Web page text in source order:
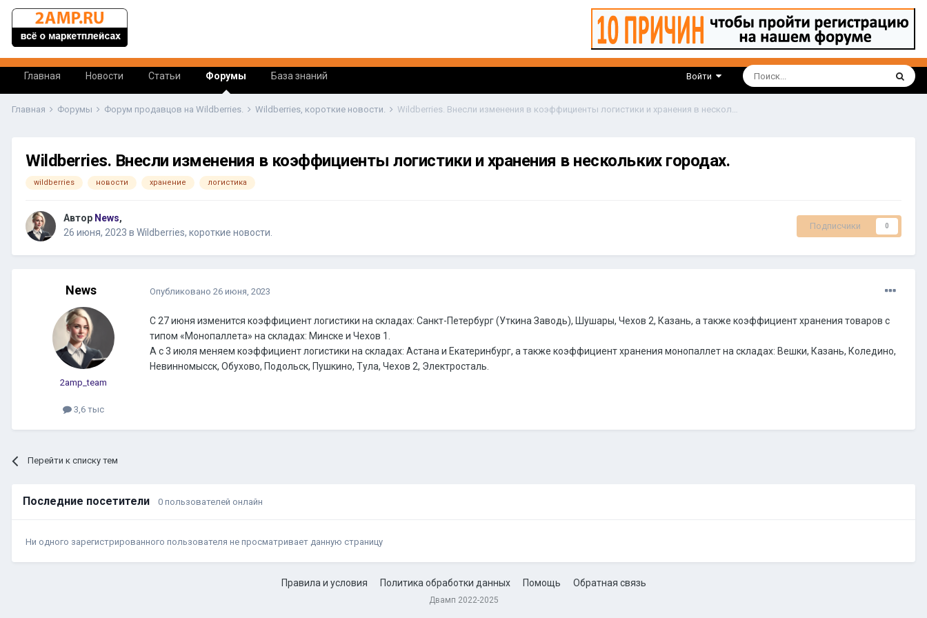
Главная Новости Статьи Форумы База знаний Войти
Главная Форумы Форум продавцов на Wildberries. Wildberries, короткие новости. Wildberries. Внесли изменения в коэффициенты логистики и хранения в нескольких городах.
Wildberries. Внесли изменения в коэффициенты логистики и хранения в нескольких городах.
wildberries новости хранение логистика
Автор News,
26 июня, 2023 в Wildberries, короткие новости.
Подписчики 0
News
2amp_team
3,6 тыс
Опубликовано 26 июня, 2023
С 27 июня изменится коэффициент логистики на складах: Санкт-Петербург (Уткина Заводь), Шушары, Чехов 2, Казань, а также коэффициент хранения товаров с
типом «Монопаллета» на складах: Минске и Чехов 1.
А с 3 июля меняем коэффициент логистики на складах: Астана и Екатеринбург, а также коэффициент хранения монопаллет на складах: Вешки, Казань, Коледино,
Невинномысск, Обухово, Подольск, Пушкино, Тула, Чехов 2, Электросталь.
Перейти к списку тем
Последние посетители 0 пользователей онлайн
Ни одного зарегистрированного пользователя не просматривает данную страницу
Правила и условия Политика обработки данных Помощь Обратная связь
Двамп 2022-2025